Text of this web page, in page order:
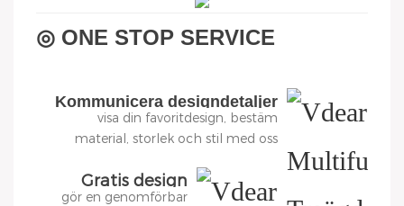
◎ ONE STOP SERVICE
Kommunicera designdetaljer
visa din favoritdesign, bestäm
material, storlek och stil med oss
Gratis design
gör en genomförbar